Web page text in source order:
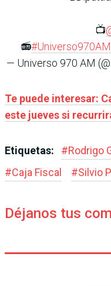
📺
📻#Universo970AM
— Universo 970 AM
Te puede interesar:
este jueves si
Etiquetas: #Rodrigo
#Caja Fiscal #Silvio
Déjanos tus